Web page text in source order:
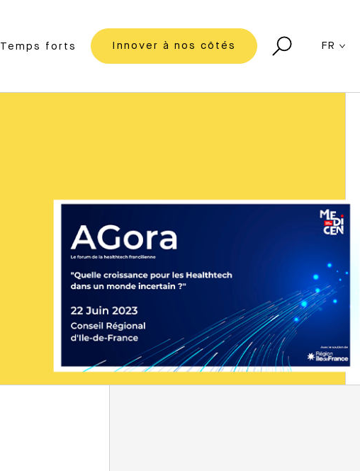
Temps forts Innover à nos côtés FR